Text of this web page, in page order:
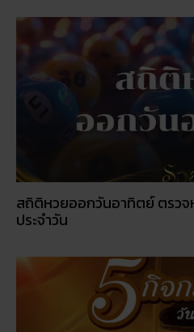
สถิติหวยออกวันอาทิตย์ ตรวจ